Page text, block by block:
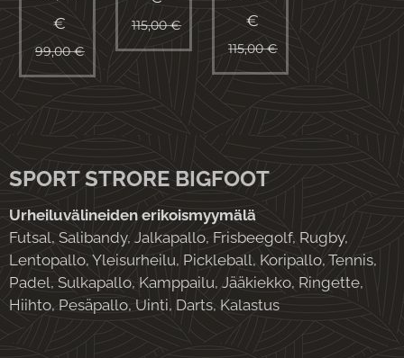
€
99,00€
115,00€
€
115,00€
SPORT STRORE BIGFOOT
Urheiluvälineiden erikoismyymälä
Futsal, Salibandy, Jalkapallo, Frisbeegolf, Rugby,
Lentopallo, Yleisurheilu, Pickleball, Koripallo, Tennis,
Padel, Sulkapallo, Kamppailu, Jääkiekko, Ringette,
Hiihto, Pesäpallo, Uinti, Darts, Kalastus